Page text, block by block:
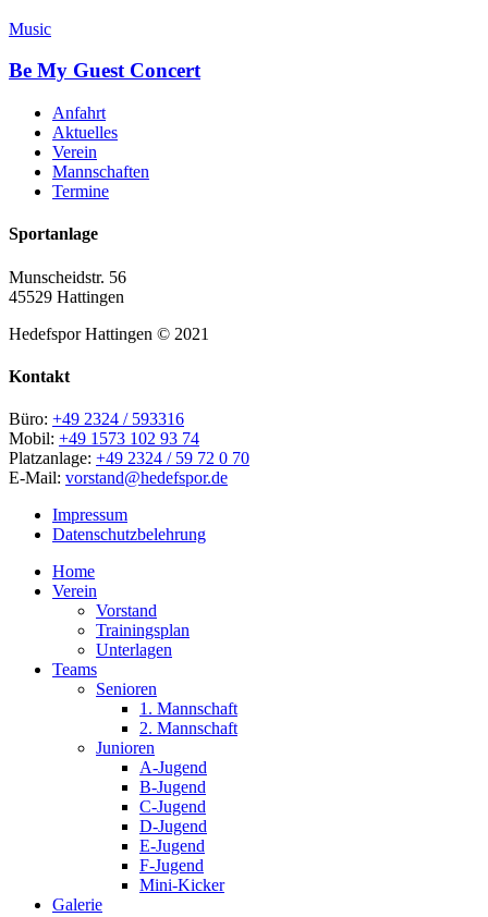
Music
Be My Guest Concert
Anfahrt
Aktuelles
Verein
Mannschaften
Termine
Sportanlage
Munscheidstr. 56
45529 Hattingen
Hedefspor Hattingen © 2021
Kontakt
Büro: +49 2324 / 593316
Mobil: +49 1573 102 93 74
Platzanlage: +49 2324 / 59 72 0 70
E-Mail: vorstand@hedefspor.de
Impressum
Datenschutzbelehrung
Close
Menu
Home
Verein
Vorstand
Trainingsplan
Unterlagen
Teams
Senioren
1. Mannschaft
2. Mannschaft
Junioren
A-Jugend
B-Jugend
C-Jugend
D-Jugend
E-Jugend
F-Jugend
Mini-Kicker
Galerie